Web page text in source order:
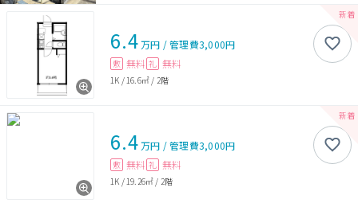
6.4万円 /管理費3,000円
敷 無料 礼 無料
1K / 16.6㎡ / 2階
6.4万円 /管理費3,000円
敷 無料 礼 無料
1K / 19.26㎡ / 2階